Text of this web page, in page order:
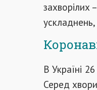
захворілих
В Україні
Серед